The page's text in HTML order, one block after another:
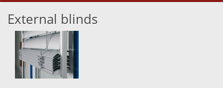
External blinds